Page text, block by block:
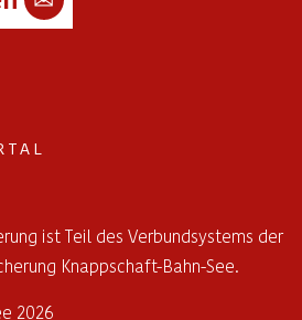
ist Teil des Verbundsystems der
Knappschaft-Bahn-See.
2026